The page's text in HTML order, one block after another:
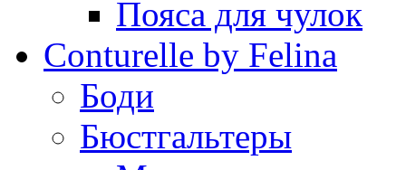
Пояса для чулок
Conturelle by Felina
Боди
Бюстгальтеры